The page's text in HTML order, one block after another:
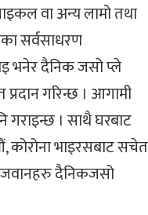
वा अन्य लामो तथा
सर्वसाधरण
भनेर दैनिक जसो प्ले
प्रदान गरिन्छ । आगामी
। साथै घरबाट
कोरोना भाइरसबाट सचेत
जवानहरु दैनिकजसो